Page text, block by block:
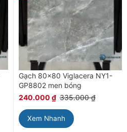
Gạch 80×80 Viglacera NY1-
GP8802 men bóng
240.000 ₫ 335.000₫
Xem Nhanh